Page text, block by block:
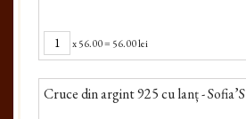
x56.00= 56.00 lei
Cruce din argint 925 cu lanț - Sofia’S